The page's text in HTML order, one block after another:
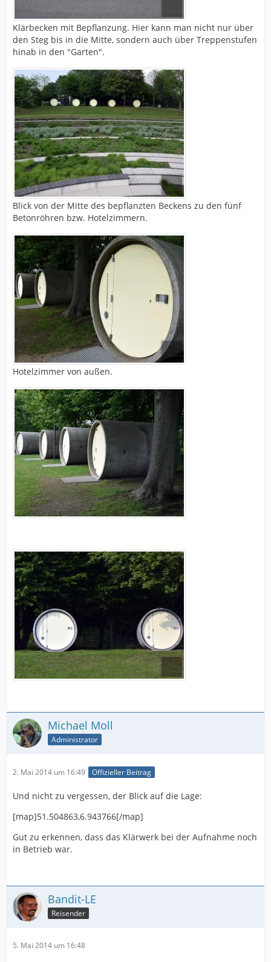
Klärbecken mit Bepflanzung. Hier kann man nicht nur über
den Steg bis in die Mitte, sondern auch über Treppenstufen
hinab in den "Garten".
Blick von der Mitte des bepflanzten Beckens zu den fünf
Betonröhren bzw. Hotelzimmern.
Hotelzimmer von außen.
Michael Moll
Administrator
2. Mai 2014 um 16:49 Offizieller Beitrag
Und nicht zu vergessen, der Blick auf die Lage:
[map]51.504863,6.943766[/map]
Gut zu erkennen, dass das Klärwerk bei der Aufnahme noch
in Betrieb war.
Bandit-LE
Reisender
5. Mai 2014 um 16:48